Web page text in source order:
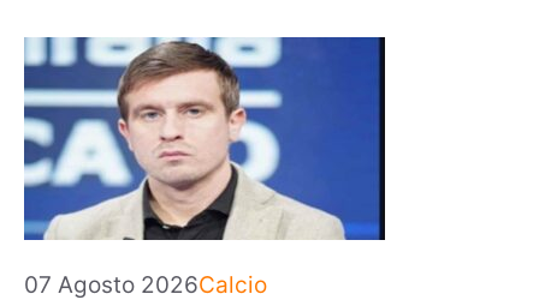
07 Agosto 2026Categorie
Calcio